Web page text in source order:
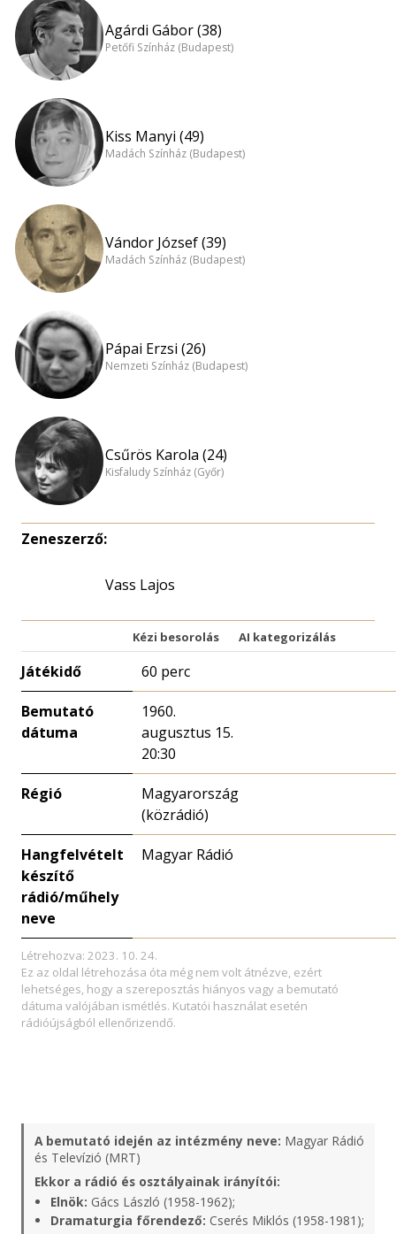
Agárdi Gábor (38)
Petőfi Színház (Budapest)
Kiss Manyi (49)
Madách Színház (Budapest)
Vándor József (39)
Madách Színház (Budapest)
Pápai Erzsi (26)
Nemzeti Színház (Budapest)
Csűrös Karola (24)
Kisfaludy Színház (Győr)
Zeneszerző:
Vass Lajos
Kézi besorolás AI kategorizálás
Játékidő 60 perc
Bemutató
dátuma
1960.
augusztus 15.
20:30
Régió
Magyarország
(közrádió)
Hangfelvételt
készítő
rádió/műhely
neve
Magyar Rádió
Létrehozva: 2023. 10. 24.
Ez az oldal létrehozása óta még nem volt átnézve, ezért
lehetséges, hogy a szereposztás hiányos vagy a bemutató
dátuma valójában ismétlés. Kutatói használat esetén
rádióújságból ellenőrizendő.
A bemutató idején az intézmény neve: Magyar Rádió
és Televízió (MRT)
Ekkor a rádió és osztályainak irányítói:
Elnök: Gács László (1958-1962);
Dramaturgia főrendező: Cserés Miklós (1958-1981);